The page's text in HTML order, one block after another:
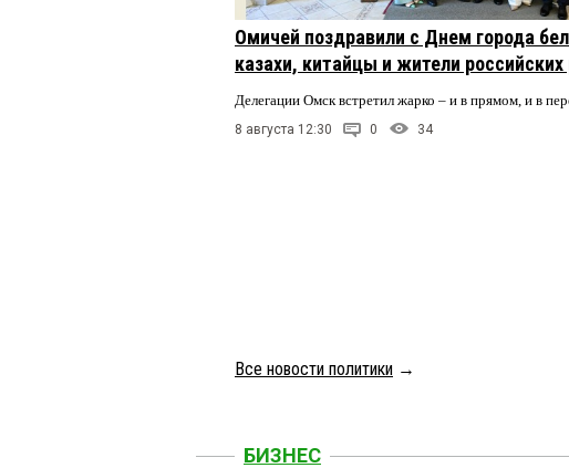
Омичей поздравили с Днем города
казахи, китайцы и жители российских
Делегации Омск встретил жарко – и в прямом, и в
8 августа 12:30 0 34
Все новости политики →
БИЗНЕС